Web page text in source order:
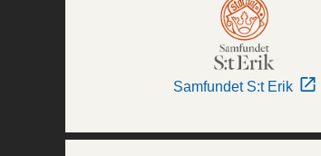
Samfundet S:t Erik